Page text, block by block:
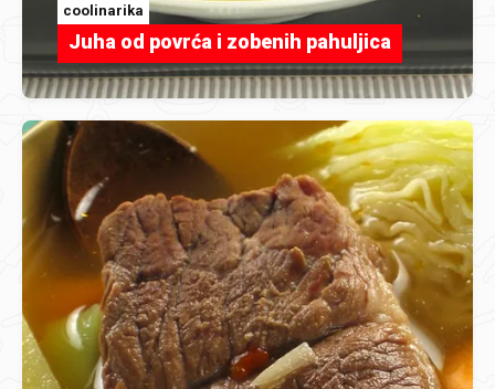
coolinarika
Juha od povrća i zobenih pahuljica